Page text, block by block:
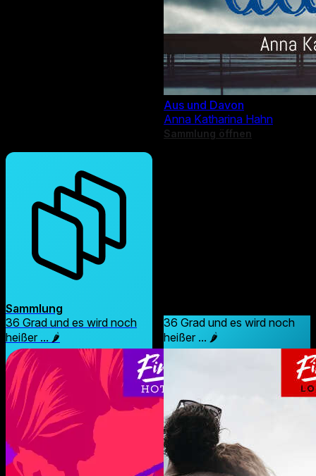
Aus und Davon
Anna Katharina Hahn
Sammlung öffnen
Sammlung
36 Grad und es wird noch
heißer ... 🌶️
36 Grad und es wird noch
heißer ... 🌶️